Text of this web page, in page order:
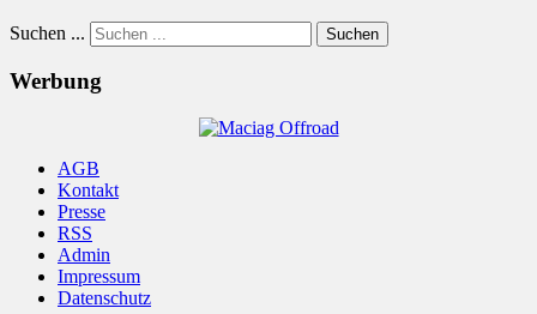
Suchen ... Suchen
Werbung
AGB
Kontakt
Presse
RSS
Admin
Impressum
Datenschutz